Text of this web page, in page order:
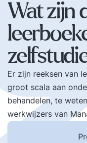
Wat zijn
Er zijn reeksen van
groot scala aan
behandelen, te
werkwijzers van